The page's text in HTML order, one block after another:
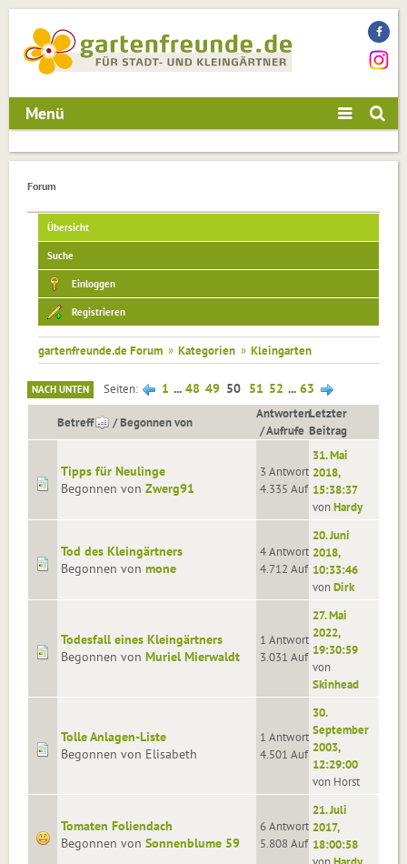
Menü
Forum
Übersicht
Suche
Einloggen
Registrieren
gartenfreunde.de Forum » Kategorien » Kleingarten
NACH UNTEN Seiten 1 ... 48 49 50 51 52 ... 63
Betreff /Begonnen von
Antworten
/Aufrufe
Letzter
Beitrag
Tipps für Neulinge
Begonnen von Zwerg91
3 Antworten
4.335 Aufrufe
31. Mai
2018,
15:38:37
vonHardy
Tod des Kleingärtners
Begonnen von mone
4 Antworten
4.712 Aufrufe
20. Juni
2018,
10:33:46
vonDirk
Todesfall eines Kleingärtners
Begonnen von Muriel Mierwaldt
1 Antworten
3.031 Aufrufe
27. Mai
2022,
19:30:59
von
Skinhead
Tolle Anlagen-Liste
Begonnen von Elisabeth
1 Antworten
4.501 Aufrufe
30.
September
2003,
12:29:00
von Horst
Tomaten Foliendach
Begonnen von Sonnenblume 59
6 Antworten
5.808 Aufrufe
21. Juli
2017,
18:00:58